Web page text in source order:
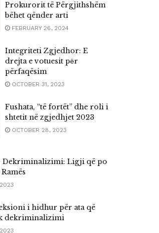
Prokurorit të Përgjithshëm
bëhet qënder arti
FEBRUARY 26, 2024
Integriteti Zgjedhor: E
drejta e votuesit pёr
përfaqësim
OCTOBER 31, 2023
Fushata, “të fortët” dhe roli i
shtetit në zgjedhjet 2023
OCTOBER 28, 2023
Dekriminalizimi: Ligji që po
i hidhur për ata që
dekriminalizimi